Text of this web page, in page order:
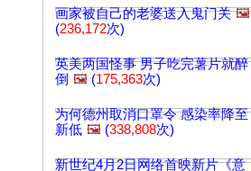
画家被自己的老婆送入鬼门关 🖼️
(236,172次)
英美两国怪事 男子吃完薯片就醉
倒 🖼️ (175,363次)
为何德州取消口罩令 感染率降至
新低 🖼️ (338,808次)
新世纪4月2日网络首映新片《意